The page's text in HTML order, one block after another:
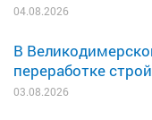
04.08.2026
В
переработке
03.08.2026